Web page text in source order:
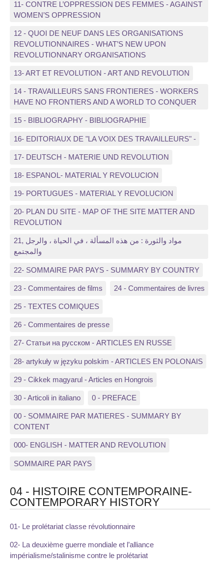
11- CONTRE L’OPPRESSION DES FEMMES - AGAINST
WOMEN’S OPPRESSION
12 - QUOI DE NEUF DANS LES ORGANISATIONS
REVOLUTIONNAIRES - WHAT’S NEW UPON
REVOLUTIONNARY ORGANISATIONS
13- ART ET REVOLUTION - ART AND REVOLUTION
14 - TRAVAILLEURS SANS FRONTIERES - WORKERS
HAVE NO FRONTIERS AND A WORLD TO CONQUER
15 - BIBLIOGRAPHY - BIBLIOGRAPHIE
16- EDITORIAUX DE "LA VOIX DES TRAVAILLEURS" -
17- DEUTSCH - MATERIE UND REVOLUTION
18- ESPANOL- MATERIAL Y REVOLUCION
19- PORTUGUES - MATERIAL Y REVOLUCION
20- PLAN DU SITE - MAP OF THE SITE MATTER AND
REVOLUTION
21, مواد والثورة : من هذه المسألة ، في الحياة ، والرجل
والمجتمع
22- SOMMAIRE PAR PAYS - SUMMARY BY COUNTRY
23 - Commentaires de films 24 - Commentaires de livres
25 - TEXTES COMIQUES
26 - Commentaires de presse
27- Статьи на русском - ARTICLES EN RUSSE
28- artykuły w języku polskim - ARTICLES EN POLONAIS
29 - Cikkek magyarul - Articles en Hongrois
30 - Articoli in italiano 0 - PREFACE
00 - SOMMAIRE PAR MATIERES - SUMMARY BY
CONTENT
000- ENGLISH - MATTER AND REVOLUTION
SOMMAIRE PAR PAYS
04 - HISTOIRE CONTEMPORAINE-
CONTEMPORARY HISTORY
01- Le prolétariat classe révolutionnaire
02- La deuxième guerre mondiale et l’alliance
impérialisme/stalinisme contre le prolétariat